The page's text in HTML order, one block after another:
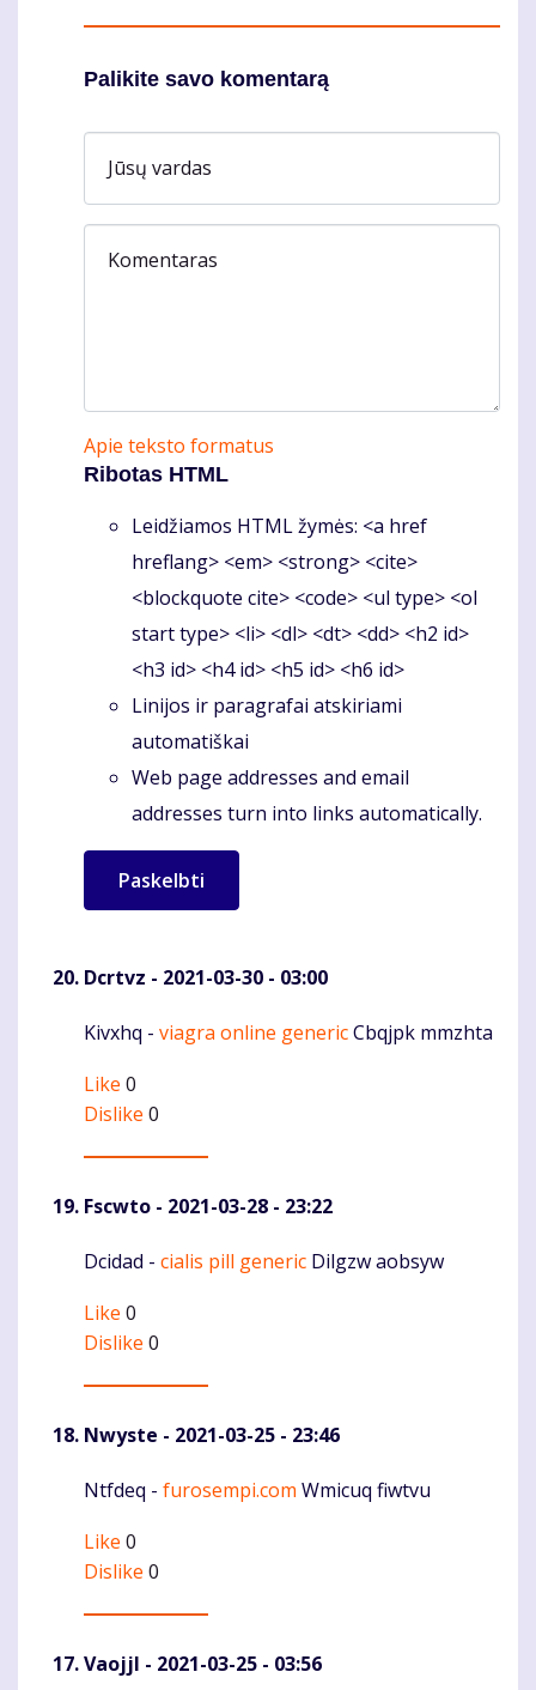
Palikite savo komentarą
Jūsų vardas
Komentaras
Apie teksto formatus
Ribotas HTML
Leidžiamos HTML žymės: <a href
hreflang> <em> <strong> <cite>
<blockquote cite> <code> <ul type> <ol
start type> <li> <dl> <dt> <dd> <h2 id>
<h3 id> <h4 id> <h5 id> <h6 id>
Linijos ir paragrafai atskiriami
automatiškai
Web page addresses and email
addresses turn into links automatically.
Dcrtvz - 2021-03-30 - 03:00
Komentaras
Kivxhq - viagra online genericCbqjpk mmzhta
Like 0
Dislike 0
Fscwto - 2021-03-28 - 23:22
Komentaras
Dcidad - cialis pill generic Dilgzw aobsyw
Like 0
Dislike 0
Nwyste - 2021-03-25 - 23:46
Komentaras
Ntfdeq - furosempi.com Wmicuq fiwtvu
Like 0
Dislike 0
Vaojjl - 2021-03-25 - 03:56